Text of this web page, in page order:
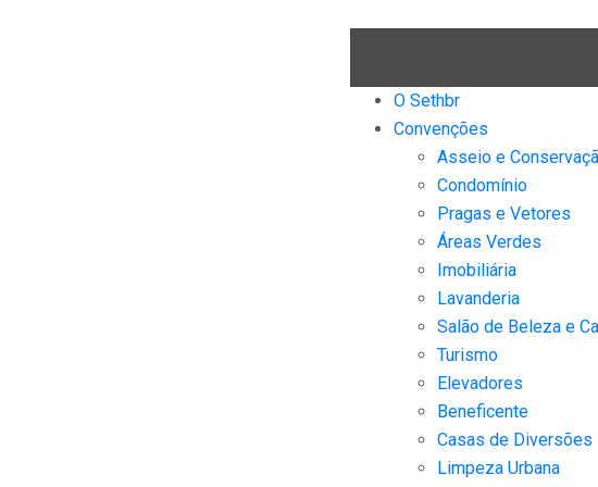
O Sethbr
Convenções
Asseio e
Condomínio
Pragas e Vetores
Áreas Verdes
Imobiliária
Lavanderia
Salão de Beleza e
Turismo
Elevadores
Beneficente
Casas de Diversões
Limpeza Urbana